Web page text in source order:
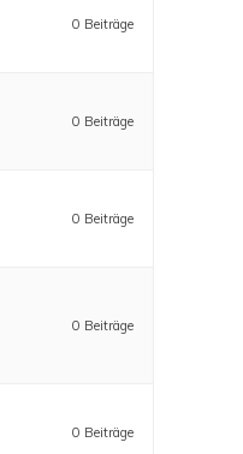
0 Beiträge
0 Beiträge
0 Beiträge
0 Beiträge
0 Beiträge